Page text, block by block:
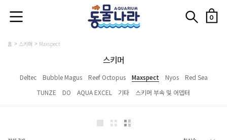
0
홈 스키머 Maxspect
스키머
Deltec Bubble Magus Reef Octopus Maxspect Nyos
Red Sea
TUNZE
DO AQUA EXCEL 기타 스키머 부속 및 어뎁터